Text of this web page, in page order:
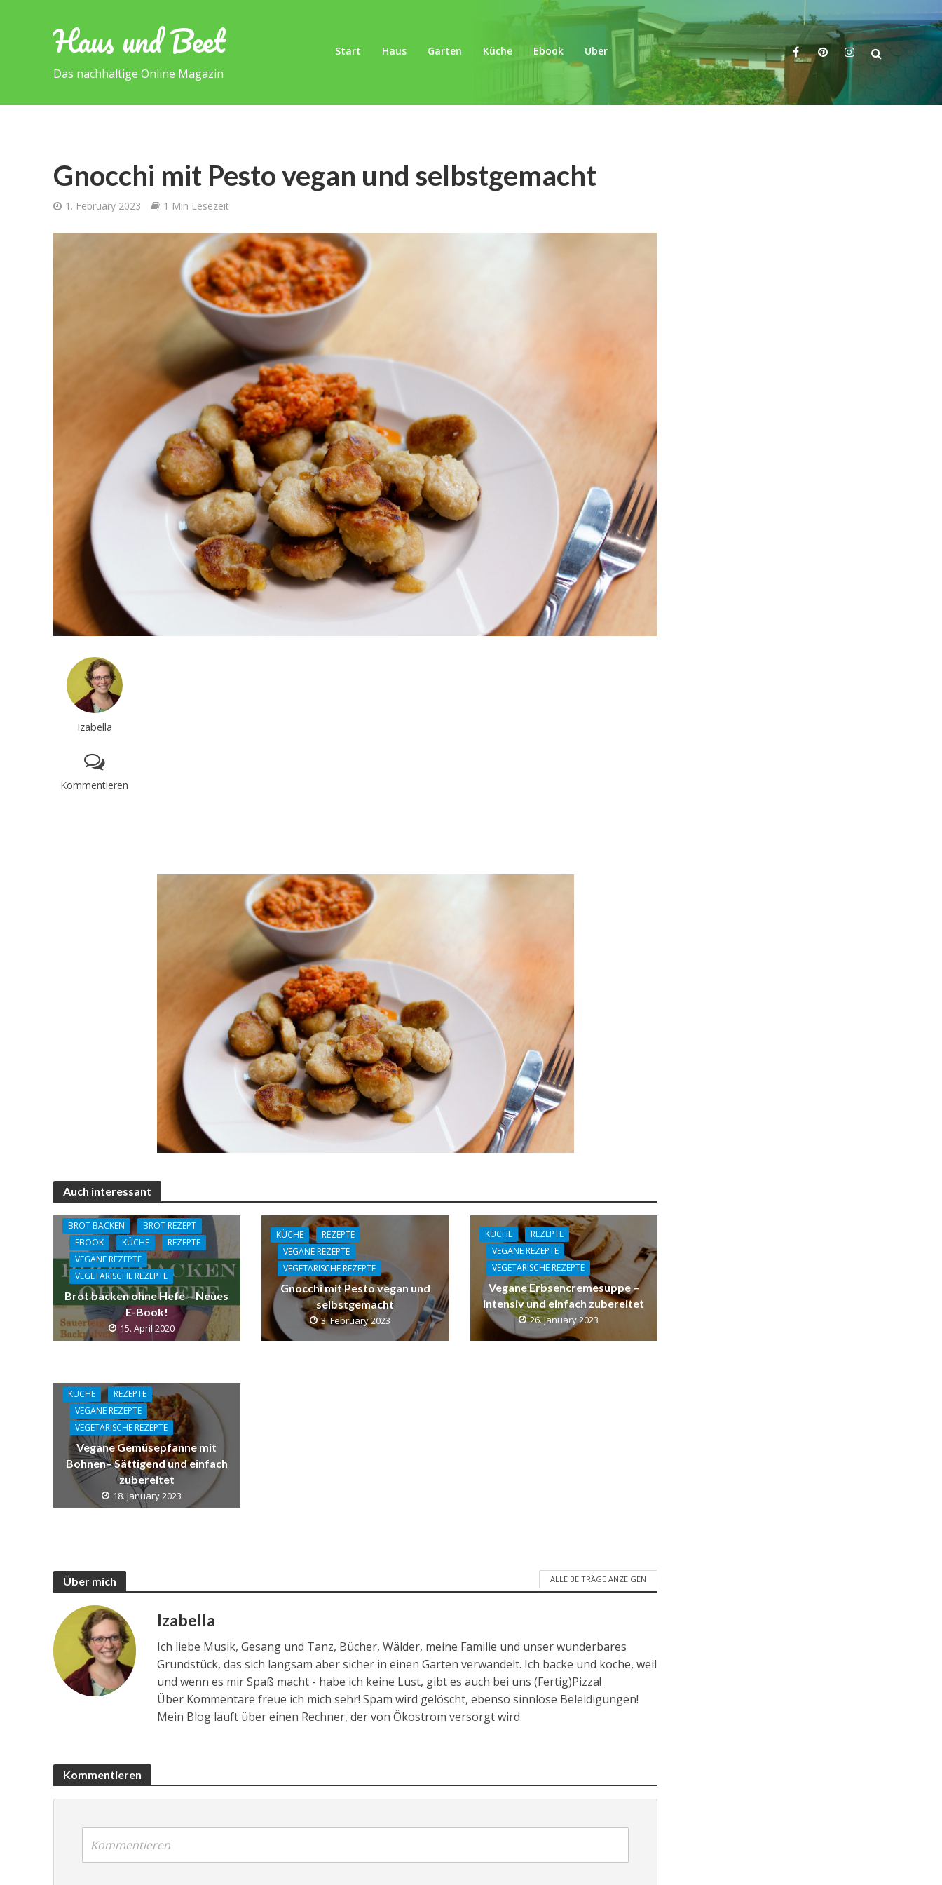
Haus und Beet
Das nachhaltige Online Magazin
Start Haus Garten Küche Ebook Über
Gnocchi mit Pesto vegan und selbstgemacht
1. February 2023 1 Min Lesezeit
Izabella
Kommentieren
Auch interessant
BROT BACKEN
BROT REZEPT
EBOOK
KÜCHE
REZEPTE
VEGANE REZEPTE
VEGETARISCHE REZEPTE
Brot backen ohne Hefe – Neues
E-Book!
15. April 2020
KÜCHE
REZEPTE
VEGANE REZEPTE
VEGETARISCHE REZEPTE
Gnocchi mit Pesto vegan und
selbstgemacht
3. February 2023
KÜCHE
REZEPTE
VEGANE REZEPTE
VEGETARISCHE REZEPTE
Vegane Erbsencremesuppe –
intensiv und einfach zubereitet
26. January 2023
KÜCHE
REZEPTE
VEGANE REZEPTE
VEGETARISCHE REZEPTE
Vegane Gemüsepfanne mit
Bohnen– Sättigend und einfach
zubereitet
18. January 2023
Über mich ALLE BEITRÄGE ANZEIGEN
Izabella
Ich liebe Musik, Gesang und Tanz, Bücher, Wälder, meine Familie und unser wunderbares
Grundstück, das sich langsam aber sicher in einen Garten verwandelt. Ich backe und koche, weil
und wenn es mir Spaß macht - habe ich keine Lust, gibt es auch bei uns (Fertig)Pizza!
Über Kommentare freue ich mich sehr! Spam wird gelöscht, ebenso sinnlose Beleidigungen!
Mein Blog läuft über einen Rechner, der von Ökostrom versorgt wird.
Kommentieren
Kommentieren